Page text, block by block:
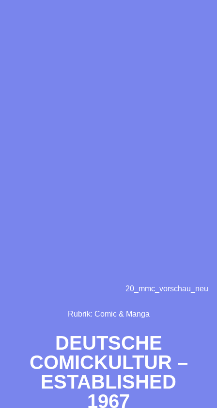
Rubrik: Comic & Manga
DEUTSCHE
COMICKULTUR –
ESTABLISHED
1967
20_mmc_vorschau_neu